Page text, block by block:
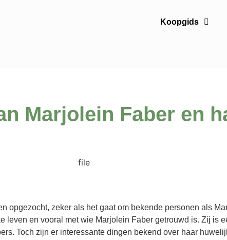
Koopgids
Marjolein Faber en
opgezocht, zeker als het gaat om bekende personen als
leven en vooral met wie Marjolein Faber getrouwd is. Zij is
Toch zijn er interessante dingen bekend over haar